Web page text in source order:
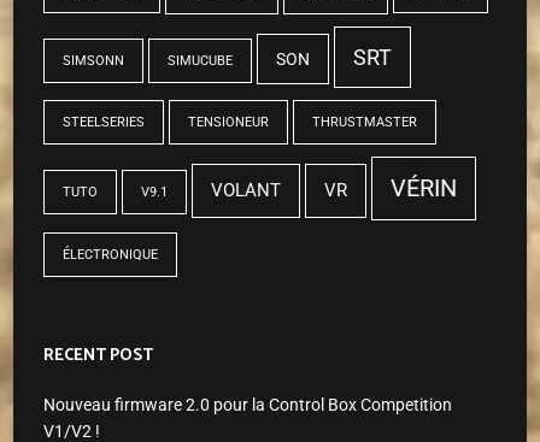
SIMSONN SIMUCUBE SON SRT
STEELSERIES TENSIONEUR THRUSTMASTER
TUTO V9.1 VOLANT VR VÉRIN
ÉLECTRONIQUE
RECENT POST
Nouveau firmware 2.0 pour la Control Box Competition
V1/V2 !